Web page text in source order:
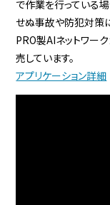
で作業を行っている
せぬ事故や防犯対策
PRO製AIネットワー
売しています。
アプリケーション詳細